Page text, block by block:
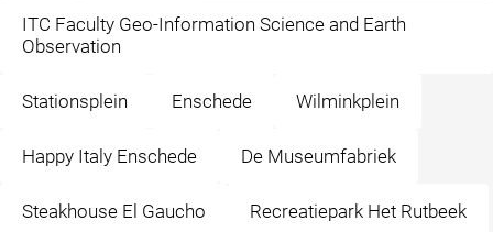
ITC Faculty Geo-Information Science and Earth
Observation
Stationsplein Enschede Wilminkplein
Happy Italy Enschede De Museumfabriek
Steakhouse El Gaucho Recreatiepark Het Rutbeek